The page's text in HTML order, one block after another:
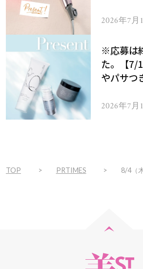
ヘアドラ
2026年7月
※応募は
た。【7/
やパサつ
ムを13名
2026年7月
TOP PRTIMES